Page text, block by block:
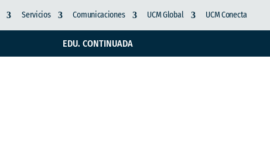
Servicios Comunicaciones UCM Global UCM Conecta
EDU. CONTINUADA